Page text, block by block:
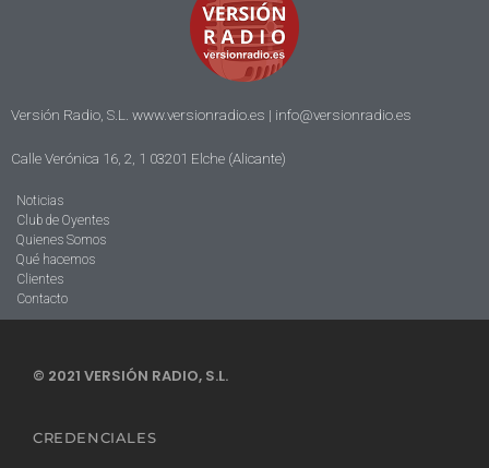
Versión Radio, S.L. www.versionradio.es | info@versionradio.es
Calle Verónica 16, 2, 1 03201 Elche (Alicante)
Noticias
Club de Oyentes
Quienes Somos
Qué hacemos
Clientes
Contacto
© 2021 VERSIÓN RADIO, S.L.
CREDENCIALES